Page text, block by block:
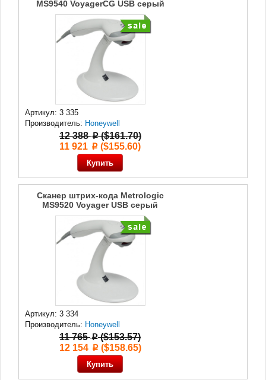
MS9540 VoyagerCG USB серый
Артикул: 3 335
Производитель: Honeywell
12 388p($161.70)
11 921 p ($155.60)
Сканер штрих-кода Metrologic
MS9520 Voyager USB серый
Артикул: 3 334
Производитель: Honeywell
11 765p($153.57)
12 154 p($158.65)